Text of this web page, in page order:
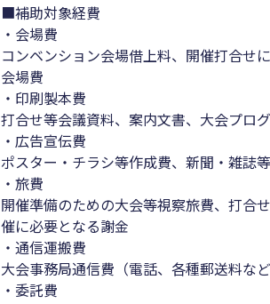
■補助対象経費
・会場費
コンベンション会場借上料、開催打合せ
会場費
・印刷製本費
打合せ等会議資料、案内文書、大会プロ
・広告宣伝費
ポスター・チラシ等作成費、新聞・雑誌
・旅費
開催準備のための大会等視察旅費、打合
催に必要となる謝金
・通信運搬費
大会事務局通信費（電話、各種郵送料な
・委託費